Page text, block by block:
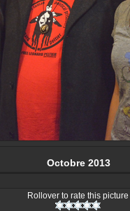
Octobre 2013
Rollover to rate this picture